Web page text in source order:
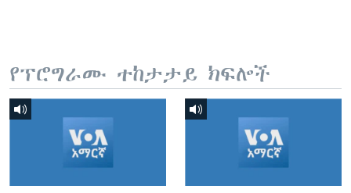
የፕሮግራሙ ተከታታይ ክፍሎች